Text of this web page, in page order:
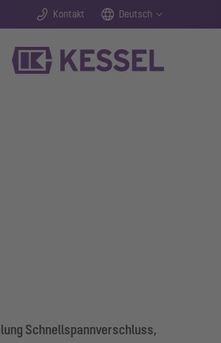
Kontakt Deutsch
Schnellspannverschluss,